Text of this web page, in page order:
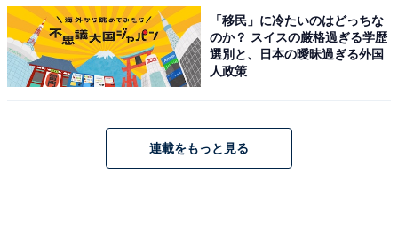
「移民」に冷たいのはどっちな
のか？ スイスの厳格過ぎる学歴
選別と、日本の曖昧過ぎる外国
人政策
連載をもっと見る